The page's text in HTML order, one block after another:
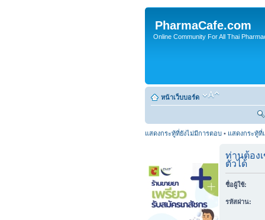
PharmaCafe.com
Online Community For All Thai
หน้าเว็บบอร์ด
แสดงกระทู้ที่ยังไม่มีการตอบ • แสดงกระทู้ที่
ท่านต้อง
ตัวได้
ชื่อผู้ใช้:
รหัสผ่าน: